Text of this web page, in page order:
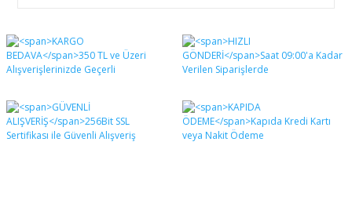
Bu ürüne ilk yorumu siz yapın!
Yorum Yaz
Bu ürünün fiyat bilgisi, resim, ürün açıklamalarında ve
diğer konularda yetersiz gördüğünüz noktaları öneri
formunu kullanarak tarafımıza iletebilirsiniz.
Görüş ve önerileriniz için teşekkür ederiz.
Ürün resmi kalitesiz, bozuk veya görüntülenemiyor.
Ürün açıklamasında eksik bilgiler bulunuyor.